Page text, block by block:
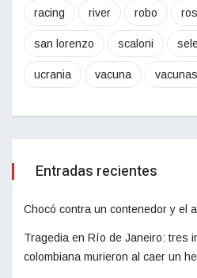
racing river robo
san lorenzo scaloni
ucrania vacuna vacunas
Entradas recientes
Chocó contra un contenedor y el
Tragedia en Río de Janeiro: tres
colombiana murieron al caer un